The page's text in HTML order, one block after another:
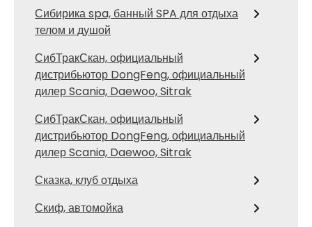
Сибирика spa, банный SPA для отдыха
телом и душой
СибТракСкан, официальный
дистрибьютор DongFeng, официальный
дилер Scania, Daewoo, Sitrak
СибТракСкан, официальный
дистрибьютор DongFeng, официальный
дилер Scania, Daewoo, Sitrak
Сказка, клуб отдыха
Скиф, автомойка